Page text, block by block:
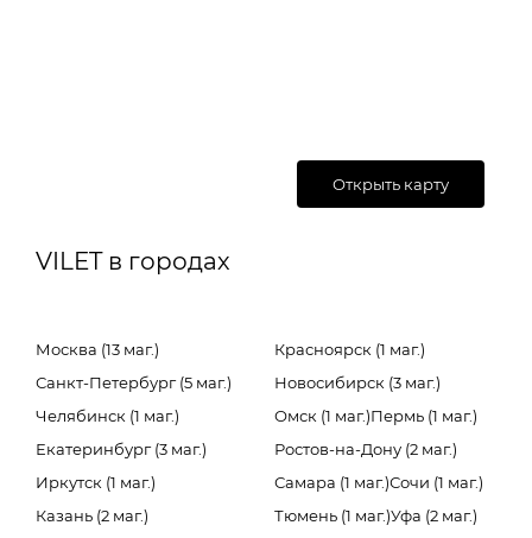
Открыть карту
VILET в городах
Москва (13 маг.)
Санкт-Петербург (5 маг.)
Челябинск (1 маг.)
Екатеринбург (3 маг.)
Иркутск (1 маг.)
Казань (2 маг.)
Красноярск (1 маг.)
Новосибирск (3 маг.)
Омск (1 маг.)Пермь (1 маг.)
Ростов-на-Дону (2 маг.)
Самара (1 маг.)Сочи (1 маг.)
Тюмень (1 маг.)Уфа (2 маг.)